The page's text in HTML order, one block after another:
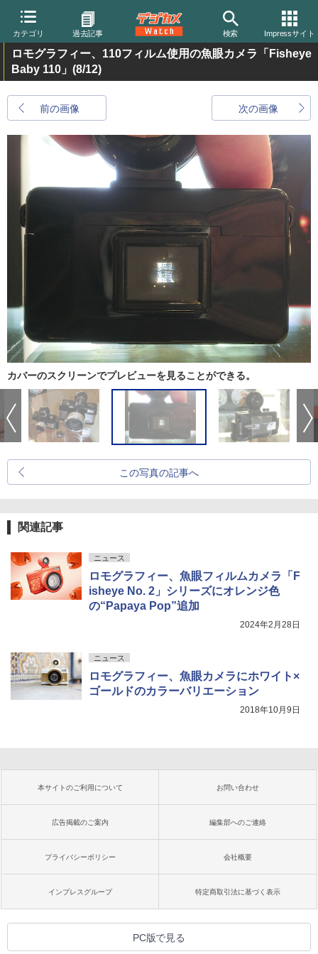
カテゴリ 過去記事 検索 Impressサイト
ロモグラフィー、110フィルム使用の魚眼カメラ「Fisheye
Baby 110」 (8/12)
前の画像 次の画像
カバーのスクリーンでプレビューを見ることができる。
この写真の記事へ
関連記事
ニュース
ロモグラフィー、魚眼フィルムカメラ「F
isheye No. 2」シリーズにオレンジ色
の“Papaya Pop”追加
2024年2月28日
ニュース
ロモグラフィー、魚眼カメラにホワイト×
ゴールドのカラーバリエーション
2018年10月9日
本サイトのご利用について お問い合わせ
広告掲載のご案内 編集部へのご連絡
プライバシーポリシー 会社概要
インプレスグループ 特定商取引法に基づく表示
PC版で見る